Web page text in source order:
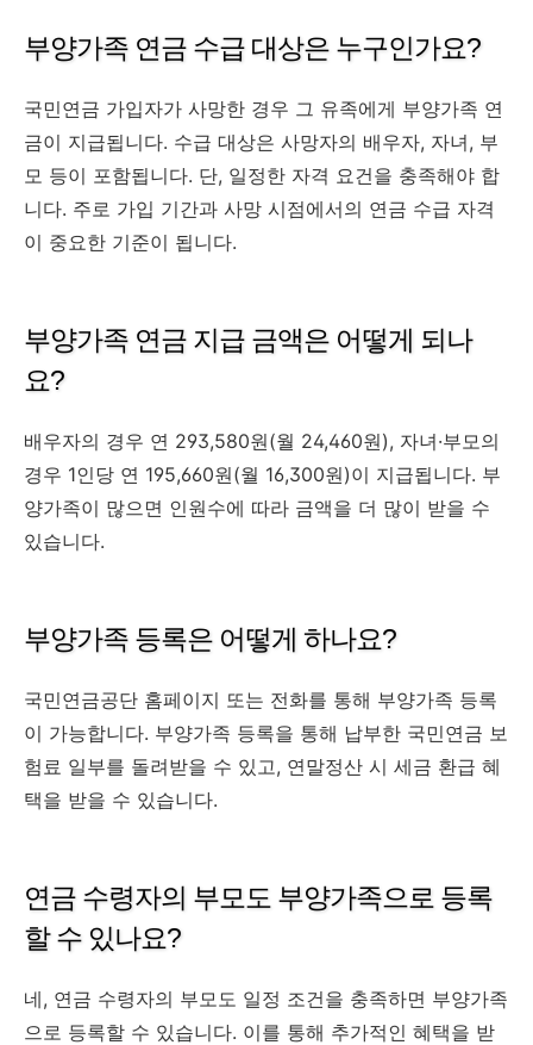
부양가족 연금 수급 대상은 누구인가요?
국민연금 가입자가 사망한 경우 그 유족에게 부양가족 연
금이 지급됩니다. 수급 대상은 사망자의 배우자, 자녀, 부
모 등이 포함됩니다. 단, 일정한 자격 요건을 충족해야 합
니다. 주로 가입 기간과 사망 시점에서의 연금 수급 자격
이 중요한 기준이 됩니다.
부양가족 연금 지급 금액은 어떻게 되나
요?
배우자의 경우 연 293,580원(월 24,460원), 자녀·부모의
경우 1인당 연 195,660원(월 16,300원)이 지급됩니다. 부
양가족이 많으면 인원수에 따라 금액을 더 많이 받을 수
있습니다.
부양가족 등록은 어떻게 하나요?
국민연금공단 홈페이지 또는 전화를 통해 부양가족 등록
이 가능합니다. 부양가족 등록을 통해 납부한 국민연금 보
험료 일부를 돌려받을 수 있고, 연말정산 시 세금 환급 혜
택을 받을 수 있습니다.
연금 수령자의 부모도 부양가족으로 등록
할 수 있나요?
네, 연금 수령자의 부모도 일정 조건을 충족하면 부양가족
으로 등록할 수 있습니다. 이를 통해 추가적인 혜택을 받